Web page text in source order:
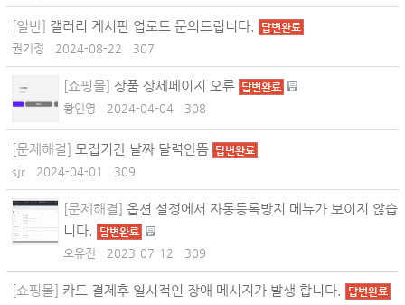
[일반] 갤러리 게시판 업로드 문의드립니다. 답변완료
권기정 2024-08-22 307
[쇼핑몰] 상품 상세페이지 오류 답변완료
황인영 2024-04-04 308
[문제해결] 모집기간 날짜 달력안뜸 답변완료
sjr 2024-04-01 309
[문제해결] 옵션 설정에서 자동등록방지 메뉴가 보이지 않습
니다.
답변완료
오유진 2023-07-12 309
[쇼핑몰] 카드 결제후 일시적인 장애 메시지가 발생 합니다. 답변완료